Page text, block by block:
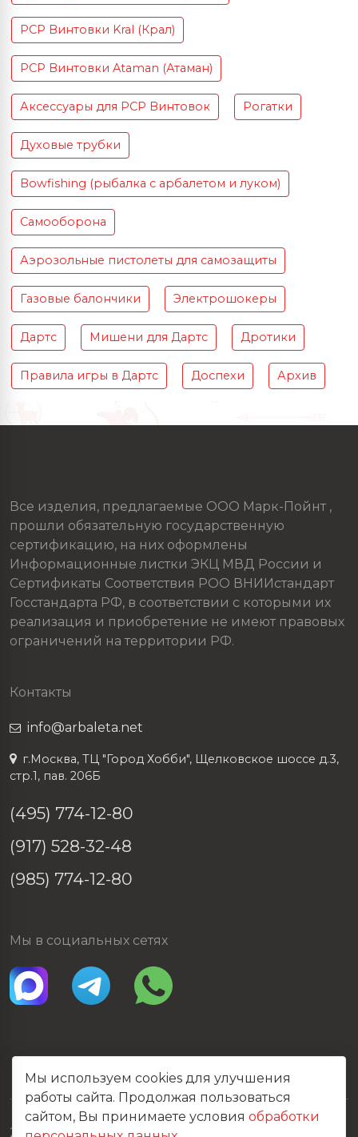
PCP Винтовки Kral (Крал)
PCP Винтовки Ataman (Атаман)
Аксессуары для PCP Винтовок Рогатки
Духовые трубки
Bowfishing (рыбалка с арбалетом и луком)
Самооборона
Аэрозольные пистолеты для самозащиты
Газовые балончики Электрошокеры
Дартс Мишени для Дартс Дротики
Правила игры в Дартс Доспехи Архив
Все изделия, предлагаемые ООО Марк-Пойнт ,
прошли обязательную государственную
сертификацию, на них оформлены
Информационные листки ЭКЦ МВД России и
Сертификаты Соответствия РОО ВНИИстандарт
Госстандарта РФ, в соответствии с которыми их
реализация и приобретение не имеют правовых
ограничений на территории РФ.
Контакты
info@arbaleta.net
г.Москва, ТЦ "Город Хобби", Щелковское шоссе д.3,
стр.1, пав. 206Б
(495) 774-12-80
(917) 528-32-48
(985) 774-12-80
Мы в социальных сетях
2026 © Все права защищены
Мы используем cookies для улучшения
работы сайта. Продолжая пользоваться
сайтом, Вы принимаете условия обработки